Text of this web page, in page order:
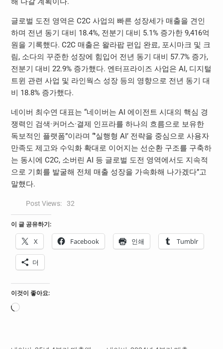
글로벌 도전 영역은 C2C 사업의 빠른 성장세가 매출을 견인
하며 전년 동기 대비 18.4%, 전분기 대비 5.1% 증가한 9,416억
원을 기록했다. C2C 매출은 왈라팝 편입 완료, 포시마크 및 크
림, 소다의 꾸준한 성장에 힘입어 전년 동기 대비 57.7% 증가,
전분기 대비 22.9% 증가했다. 엔터프라이즈 사업은 AI, 디지털
트윈 관련 사업 및 라인웍스 성장 등의 영향으로 전년 동기 대
비 18.8% 증가했다.
네이버 최수연 대표는 “네이버는 AI 에이전트 시대의 핵심 경
쟁력인 검색·커머스·결제 인프라를 하나의 흐름으로 보유한
독보적인 플랫폼”이라며 “’실행형 AI’ 전략을 중심으로 사용자
만족도 제고와 수익화 확대로 이어지는 선순환 구조를 구축하
는 동시에 C2C, 소버린 AI 등 글로벌 도전 영역에서도 지속적
으로 기회를 발굴해 전체 매출 성장을 가속화해 나가겠다”고
말했다.
Post Views: 32
이 글 공유하기:
X Facebook 인쇄 Tumblr
더
이것이 좋아요:
로